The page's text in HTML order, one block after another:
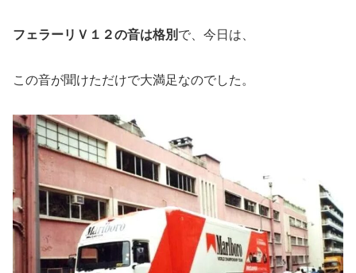
フェラーリＶ１２の音は格別 で、今日は、
この音が聞けただけで大満足なのでした。